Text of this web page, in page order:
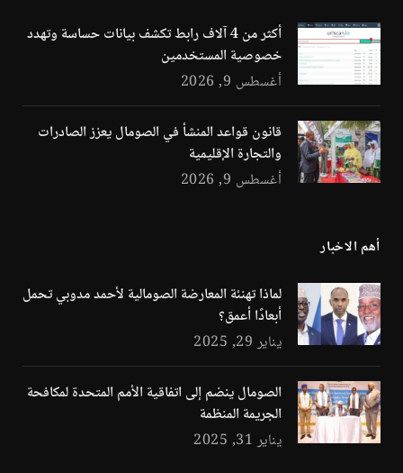
أكثر من 4 آلاف رابط تكشف بيانات حساسة وتهدد
خصوصية المستخدمين
أغسطس 9, 2026
قانون قواعد المنشأ في الصومال يعزز الصادرات
والتجارة الإقليمية
أغسطس 9, 2026
أهم الاخبار
لماذا تهنئة المعارضة الصومالية لأحمد مدوبي تحمل
أبعادًا أعمق؟
يناير 29, 2025
الصومال ينضم إلى اتفاقية الأمم المتحدة لمكافحة
الجريمة المنظمة
يناير 31, 2025